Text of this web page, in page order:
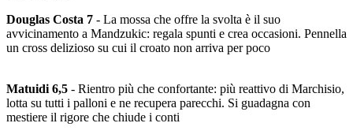
Douglas Costa 7 - La mossa che offre la svolta è il suo
avvicinamento a Mandzukic: regala spunti e crea occasioni. Pennella
un cross delizioso su cui il croato non arriva per poco
Matuidi 6,5 - Rientro più che confortante: più reattivo di Marchisio,
lotta su tutti i palloni e ne recupera parecchi. Si guadagna con
mestiere il rigore che chiude i conti